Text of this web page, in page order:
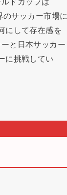
サッカー市場に
にして存在感を
と日本サッカー
に挑戦してい